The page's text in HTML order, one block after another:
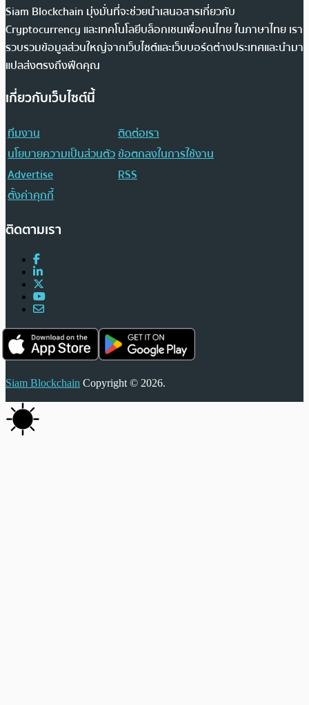
Siam Blockchain มุ่งมั่นที่จะช่วยนำเสนอสารเกี่ยวกับ
Cryptocurrency และเทคโนโลยีบล็อกเชนเพื่อคนไทย ในภาษาไทย เรา
รวบรวมข้อมูลส่วนใหญ่จากเว็บไซต์และเว็บบอร์ดต่างประเทศและนำมา
แปลส่งตรงถึงฟีดคุณ
เกี่ยวกับเว็บไซต์นี้
ทีมงาน
ติดต่อเรา
นโยบายความเป็นส่วนตัวข้อตกลงในการใช้งาน
Advertise
RSS
ตั้งค่าคุกกี้
ติดตามเรา
Siam Blockchain Copyright © 2026.